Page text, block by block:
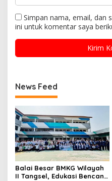
Simpan nama, email, dan
ini untuk komentar saya
News Feed
Balai Besar BMKG Wilayah
II Tangsel, Edukasi Bencana